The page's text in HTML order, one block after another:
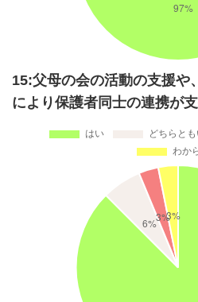
15:父母の会の活動の支援や
により保護者同士の連携が